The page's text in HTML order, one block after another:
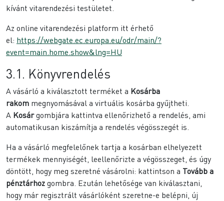
kívánt vitarendezési testületet.
Az online vitarendezési platform itt érhető
el: https://webgate.ec.europa.eu/odr/main/?
event=main.home.show&lng=HU
3.1. Könyvrendelés
A vásárló a kiválasztott terméket a Kosárba
rakom megnyomásával a virtuális kosárba gyűjtheti.
A Kosárgombjára kattintva ellenőrizhető a rendelés, ami
automatikusan kiszámítja a rendelés végösszegét is.
Ha a vásárló megfelelőnek tartja a kosárban elhelyezett
termékek mennyiségét, leellenőrizte a végösszeget, és úgy
döntött, hogy meg szeretné vásárolni: kattintson a Tovább a
pénztárhozgombra. Ezután lehetősége van kiválasztani,
hogy már regisztrált vásárlóként szeretne-e belépni, új